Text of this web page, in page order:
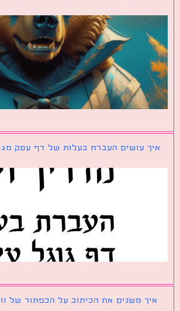
עושים העברת בעלות של דף עסק מגוגל
משנים את הכיתוב על הכפתור של ווקומרס